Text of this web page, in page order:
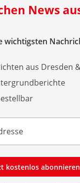
News
wichtigsten
aus Dresden
kostenlos abonnieren